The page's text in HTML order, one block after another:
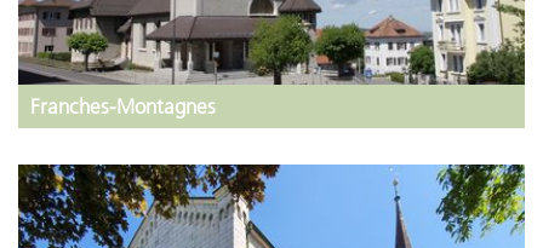
Franches-Montagnes